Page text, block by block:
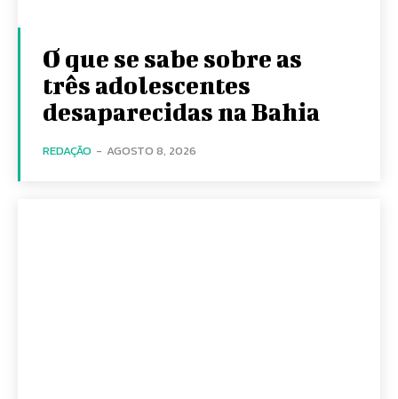
O que se sabe sobre as
três adolescentes
desaparecidas na Bahia
REDAÇÃO - AGOSTO 8, 2026